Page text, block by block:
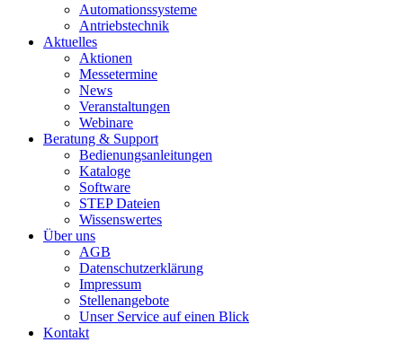
Automationssysteme
Antriebstechnik
Aktuelles
Aktionen
Messetermine
News
Veranstaltungen
Webinare
Beratung & Support
Bedienungsanleitungen
Kataloge
Software
STEP Dateien
Wissenswertes
Über uns
AGB
Datenschutzerklärung
Impressum
Stellenangebote
Unser Service auf einen Blick
Kontakt